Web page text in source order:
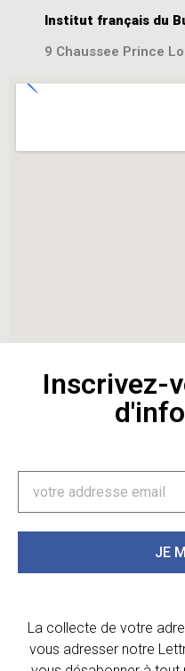
Institut français du
9 Chaussee Prince
Inscrivez-
JE
La collecte de votre
vous adresser notre